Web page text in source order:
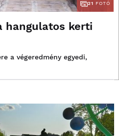
21 FOTÓ
hangulatos kerti
a végeredmény egyedi,